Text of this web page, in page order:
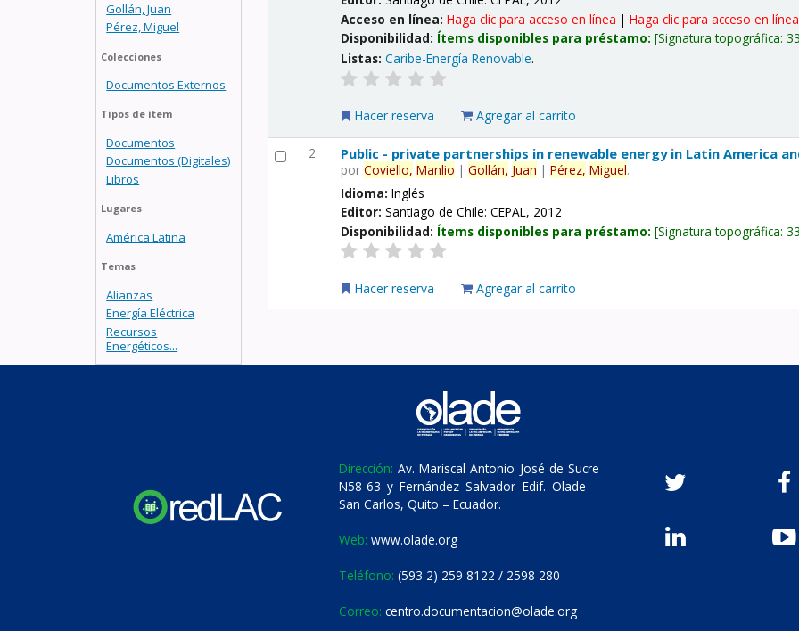
Gollán, Juan
Pérez, Miguel
Colecciones
Documentos Externos
Tipos de ítem
Documentos
Documentos (Digitales)
Libros
Lugares
América Latina
Temas
Alianzas
Energía Eléctrica
Recursos
Energéticos...
Acceso en línea:Haga clic para acceso en línea |Haga clic para acceso en línea
Disponibilidad: Ítems disponibles para préstamo: Signatura topográfica:
Listas: Caribe-Energía Renovable.
Hacer reserva Agregar al carrito
2. Public - private partnerships in renewable energy in Latin America
porCoviello, Manlio |Gollán, Juan |Pérez, Miguel.
Idioma:Inglés
Editor:Santiago de Chile: CEPAL, 2012
Disponibilidad: Ítems disponibles para préstamo: Signatura topográfica:
Hacer reserva Agregar al carrito
Dirección: Av. Mariscal Antonio José de Sucre
N58-63 y Fernández Salvador Edif. Olade –
San Carlos, Quito – Ecuador.
Web: www.olade.org
Teléfono: (593 2) 259 8122 / 2598 280
Correo: centro.documentacion@olade.org